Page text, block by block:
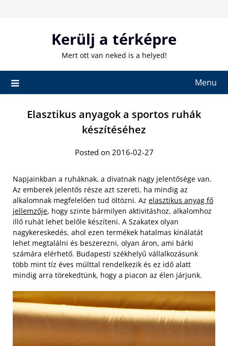
Kerülj a térképre
Mert ott van neked is a helyed!
Menu
Elasztikus anyagok a sportos ruhák
készítéséhez
Posted on 2016-02-27
Napjainkban a ruháknak, a divatnak nagy jelentősége van.
Az emberek jelentős része azt szereti, ha mindig az
alkalomnak megfelelően tud öltözni. Az elasztikus anyag fő
jellemzője, hogy szinte bármilyen aktivitáshoz, alkalomhoz
illő ruhát lehet belőle készíteni. A Szakatex olyan
nagykereskedés, ahol ezen termékek hatalmas kínálatát
lehet megtalálni és beszerezni, olyan áron, ami bárki
számára elérhető. Budapesti székhelyű vállalkozásunk
több mint tíz éves múlttal rendelkezik és ez idő alatt
mindig arra törekedtünk, hogy a piacon az élen járjunk.